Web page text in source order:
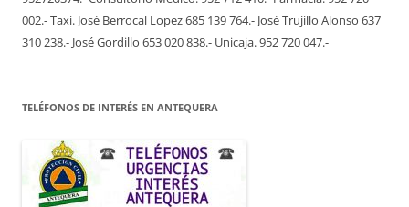
002.- Taxi. José Berrocal Lopez 685 139 764.- José Trujillo Alonso 637
310 238.- José Gordillo 653 020 838.- Unicaja. 952 720 047.-
TELÉFONOS DE INTERÉS EN ANTEQUERA